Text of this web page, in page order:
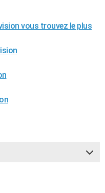
vous trouvez le plus